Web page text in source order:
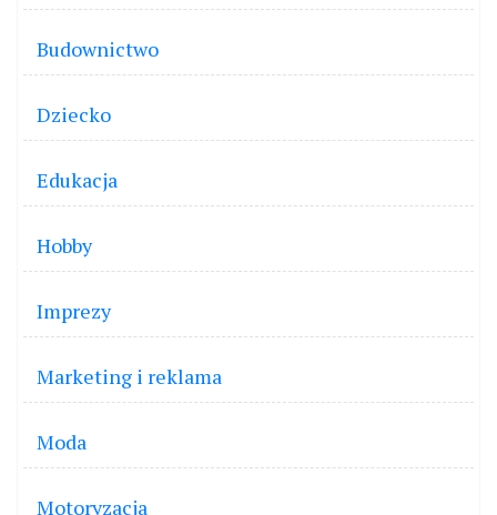
Budownictwo
Dziecko
Edukacja
Hobby
Imprezy
Marketing i reklama
Moda
Motoryzacja